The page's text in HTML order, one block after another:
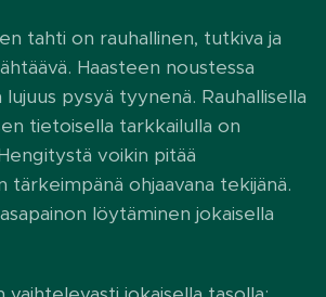
tahti on rauhallinen, tutkiva ja
Haasteen noustessa
pysyä tyynenä. Rauhallisella
tietoisella tarkkailulla on
voikin pitää
tärkeimpänä ohjaavana tekijänä.
löytäminen jokaisella